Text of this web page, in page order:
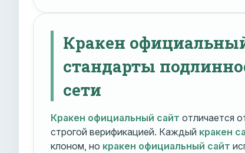
Кракен
стандарты
сети
Кракен официальный сайт отличается
строгой верификацией. Каждый кракен
клоном, но кракен официальный сайт